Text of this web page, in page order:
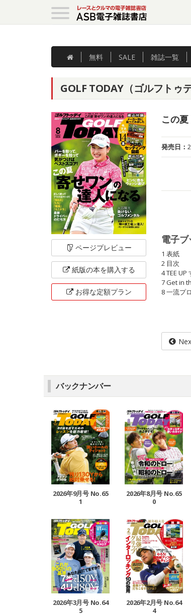
無料 SALE 雑誌一覧
GOLF TODAY（ゴルフトゥ
ページプレビュー
紙版の本を購入する
お得な定額プラン
この
発売日：
電子ブ
1 表紙
2 目次
4 TEE
7 Get in
8 一流プ
バックナンバー
2026年9月号 No.65
1
2026年8月号 No.65
0
2026年3月号 No.64
5
2026年2月号 No.64
4